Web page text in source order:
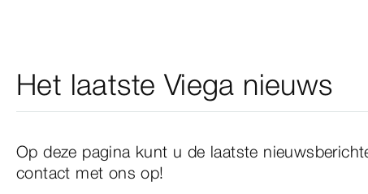
Het laatste Viega nieuws
Op deze pagina kunt u de laatste
contact met ons op!